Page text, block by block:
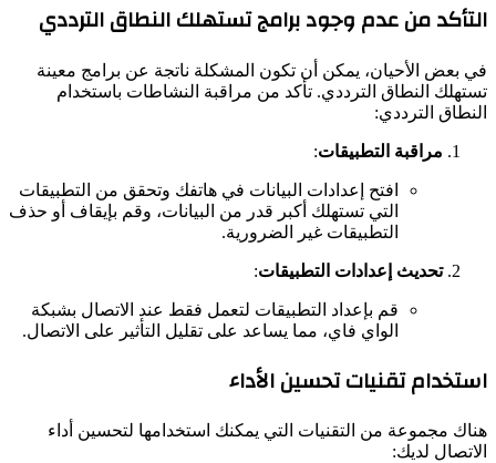
التأكد من عدم وجود برامج تستهلك النطاق الترددي
في بعض الأحيان، يمكن أن تكون المشكلة ناتجة عن برامج معينة
تستهلك النطاق الترددي. تأكد من مراقبة النشاطات باستخدام
النطاق الترددي:
مراقبة التطبيقات:
افتح إعدادات البيانات في هاتفك وتحقق من التطبيقات
التي تستهلك أكبر قدر من البيانات، وقم بإيقاف أو حذف
التطبيقات غير الضرورية.
تحديث إعدادات التطبيقات:
قم بإعداد التطبيقات لتعمل فقط عند الاتصال بشبكة
الواي فاي، مما يساعد على تقليل التأثير على الاتصال.
استخدام تقنيات تحسين الأداء
هناك مجموعة من التقنيات التي يمكنك استخدامها لتحسين أداء
الاتصال لديك: